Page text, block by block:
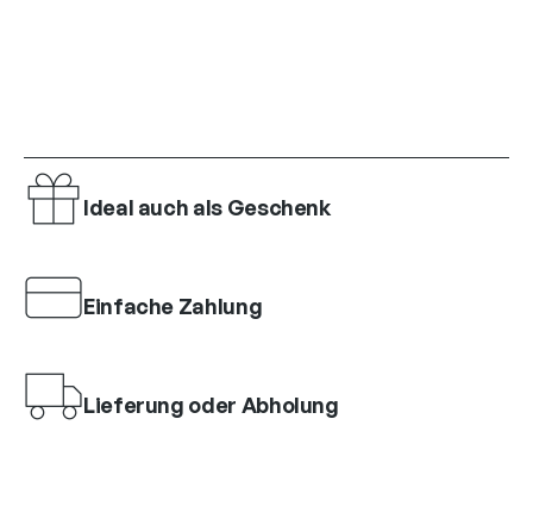
Ideal auch als Geschenk
Einfache Zahlung
Lieferung oder Abholung